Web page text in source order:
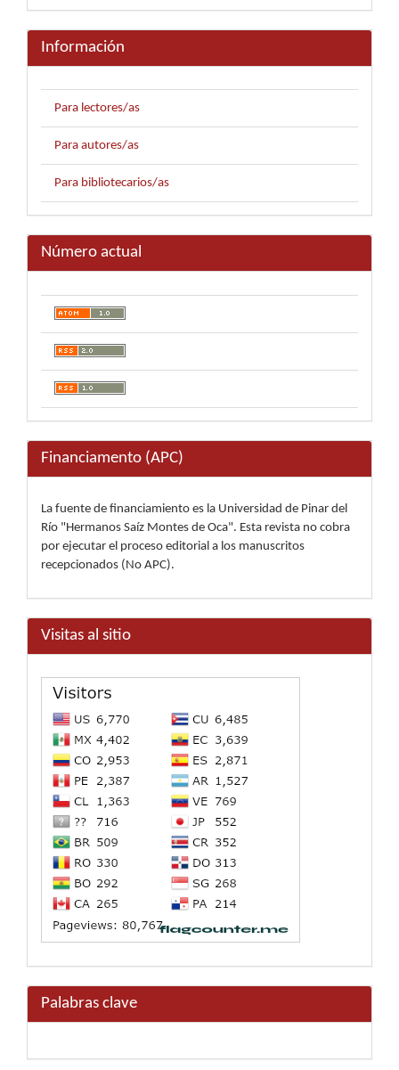
Información
Para lectores/as
Para autores/as
Para bibliotecarios/as
Número actual
Financiamento (APC)
La fuente de financiamiento es la Universidad de Pinar del
Río "Hermanos Saíz Montes de Oca". Esta revista no cobra
por ejecutar el proceso editorial a los manuscritos
recepcionados (No APC).
Visitas al sitio
Palabras clave